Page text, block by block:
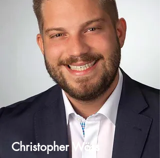
Christopher Wöss